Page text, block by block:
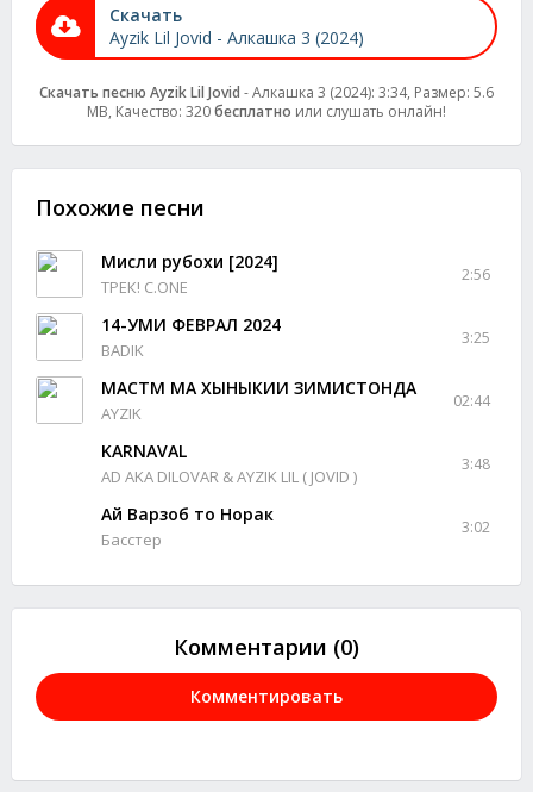
Скачать
Ayzik Lil Jovid - Алкашка 3 (2024)
Скачать песню Ayzik Lil Jovid - Алкашка 3 (2024): 3:34, Размер: 5.6
MB, Качество: 320бесплатно или слушать онлайн!
Похожие песни
Мисли рубохи [2024]
ТРЕК! C.ONE
2:56
14-УМИ ФЕВРАЛ 2024
BADIK
3:25
МАСТМ МА ХЫНЫКИИ ЗИМИСТОНДА
AYZIK
02:44
KARNAVAL
AD AKA DILOVAR & AYZIK LIL ( JOVID )
3:48
Ай Варзоб то Норак
Басстер
3:02
Комментарии (0)
Комментировать